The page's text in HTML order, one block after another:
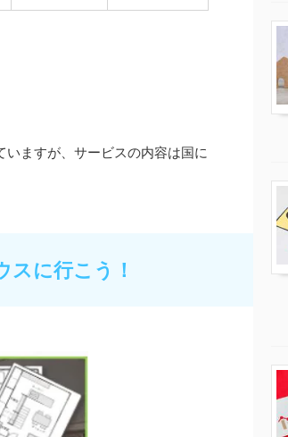
いますが、サービスの内容は国に
スに行こう！